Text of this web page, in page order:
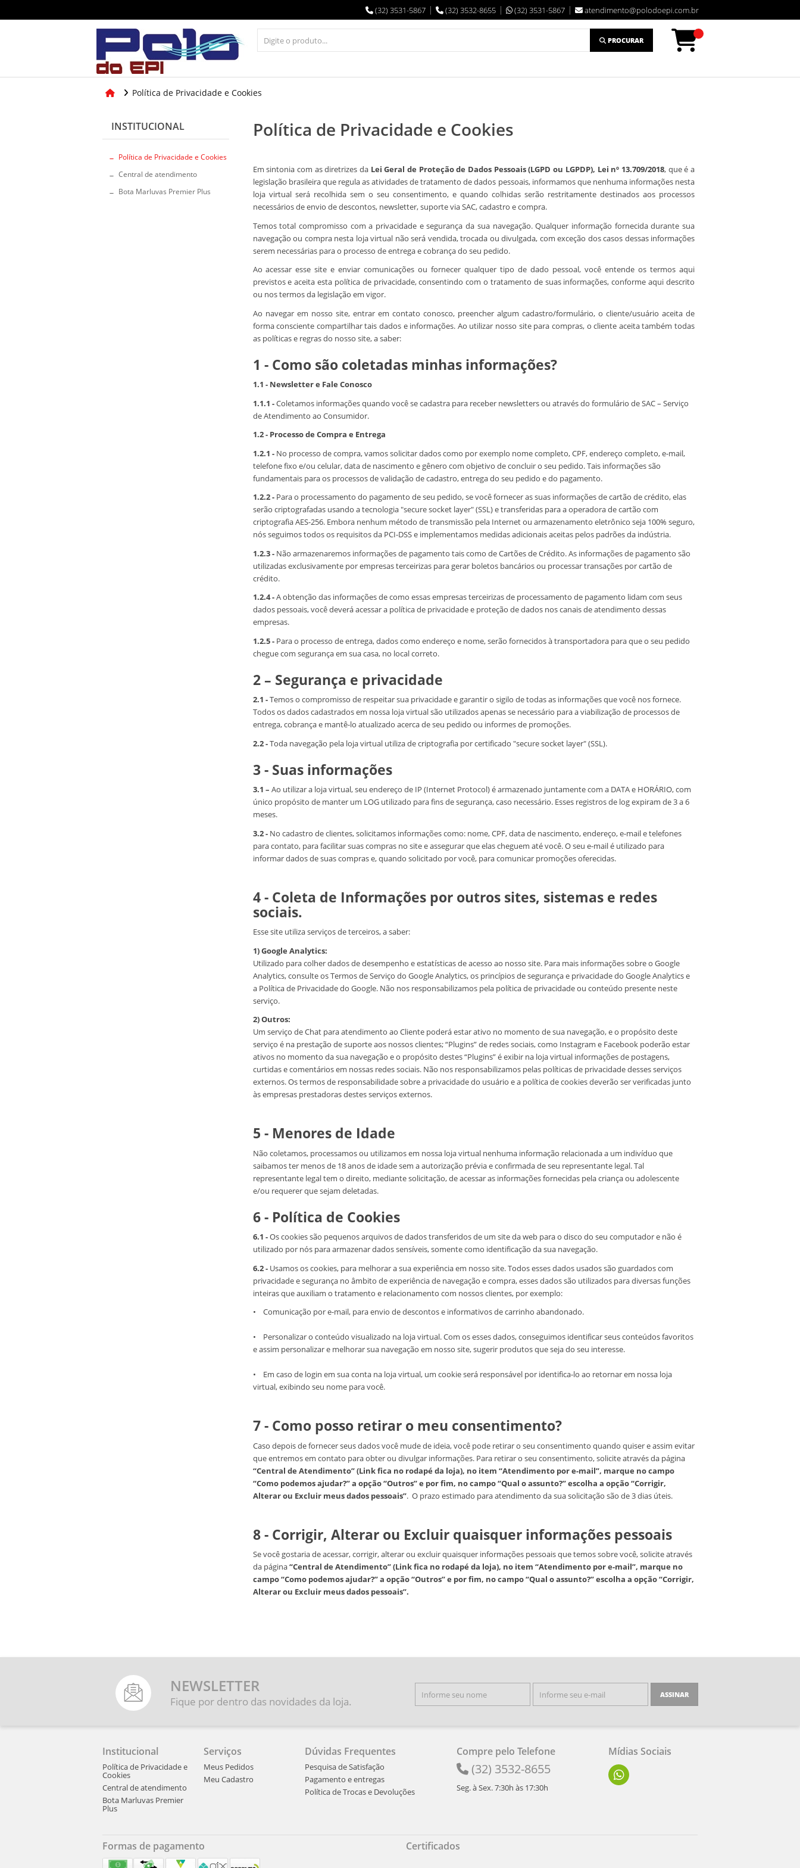
(32) 3531-5867 (32) 3532-8655 (32) 3531-5867 atendimento@polodoepi.com.br
PROCURAR
Política de Privacidade e Cookies
INSTITUCIONAL
Política de Privacidade e Cookies
Central de atendimento
Bota Marluvas Premier Plus
Política de Privacidade e Cookies
Em sintonia com as diretrizes da Lei Geral de Proteção de Dados Pessoais (LGPD ou LGPDP), Lei nº 13.709/2018, que é a
legislação brasileira que regula as atividades de tratamento de dados pessoais, informamos que nenhuma informações nesta
loja virtual será recolhida sem o seu consentimento, e quando colhidas serão restritamente destinados aos processos
necessários de envio de descontos, newsletter, suporte via SAC, cadastro e compra.
Temos total compromisso com a privacidade e segurança da sua navegação. Qualquer informação fornecida durante sua
navegação ou compra nesta loja virtual não será vendida, trocada ou divulgada, com exceção dos casos dessas informações
serem necessárias para o processo de entrega e cobrança do seu pedido.
Ao acessar esse site e enviar comunicações ou fornecer qualquer tipo de dado pessoal, você entende os termos aqui
previstos e aceita esta política de privacidade, consentindo com o tratamento de suas informações, conforme aqui descrito
ou nos termos da legislação em vigor.
Ao navegar em nosso site, entrar em contato conosco, preencher algum cadastro/formulário, o cliente/usuário aceita de
forma consciente compartilhar tais dados e informações. Ao utilizar nosso site para compras, o cliente aceita também todas
as políticas e regras do nosso site, a saber:
1 - Como são coletadas minhas informações?
1.1 - Newsletter e Fale Conosco
1.1.1 -Coletamos informações quando você se cadastra para receber newsletters ou através do formulário de SAC – Serviço
de Atendimento ao Consumidor.
1.2 - Processo de Compra e Entrega
1.2.1 - No processo de compra, vamos solicitar dados como por exemplo nome completo, CPF, endereço completo, e-mail,
telefone fixo e/ou celular, data de nascimento e gênero com objetivo de concluir o seu pedido. Tais informações são
fundamentais para os processos de validação de cadastro, entrega do seu pedido e do pagamento.
1.2.2 - Para o processamento do pagamento de seu pedido, se você fornecer as suas informações de cartão de crédito, elas
serão criptografadas usando a tecnologia "secure socket layer" (SSL) e transferidas para a operadora de cartão com
criptografia AES-256. Embora nenhum método de transmissão pela Internet ou armazenamento eletrônico seja 100% seguro,
nós seguimos todos os requisitos da PCI-DSS e implementamos medidas adicionais aceitas pelos padrões da indústria.
1.2.3 - Não armazenaremos informações de pagamento tais como de Cartões de Crédito. As informações de pagamento são
utilizadas exclusivamente por empresas terceirizas para gerar boletos bancários ou processar transações por cartão de
crédito.
1.2.4 -A obtenção das informações de como essas empresas terceirizas de processamento de pagamento lidam com seus
dados pessoais, você deverá acessar a política de privacidade e proteção de dados nos canais de atendimento dessas
empresas.
1.2.5 - Para o processo de entrega, dados como endereço e nome, serão fornecidos à transportadora para que o seu pedido
chegue com segurança em sua casa, no local correto.
2 – Segurança e privacidade
2.1 -Temos o compromisso de respeitar sua privacidade e garantir o sigilo de todas as informações que você nos fornece.
Todos os dados cadastrados em nossa loja virtual são utilizados apenas se necessário para a viabilização de processos de
entrega, cobrança e mantê-lo atualizado acerca de seu pedido ou informes de promoções.
2.2 -Toda navegação pela loja virtual utiliza de criptografia por certificado "secure socket layer" (SSL).
3 - Suas informações
3.1 – Ao utilizar a loja virtual, seu endereço de IP (Internet Protocol) é armazenado juntamente com a DATA e HORÁRIO, com
único propósito de manter um LOG utilizado para fins de segurança, caso necessário. Esses registros de log expiram de 3 a 6
meses.
3.2 - No cadastro de clientes, solicitamos informações como: nome, CPF, data de nascimento, endereço, e-mail e telefones
para contato, para facilitar suas compras no site e assegurar que elas cheguem até você. O seu e-mail é utilizado para
informar dados de suas compras e, quando solicitado por você, para comunicar promoções oferecidas.
4 - Coleta de Informações por outros sites, sistemas e redes
sociais.
Esse site utiliza serviços de terceiros, a saber:
1) Google Analytics:
Utilizado para colher dados de desempenho e estatísticas de acesso ao nosso site. Para mais informações sobre o Google
Analytics, consulte os Termos de Serviço do Google Analytics, os princípios de segurança e privacidade do Google Analytics e
a Política de Privacidade do Google. Não nos responsabilizamos pela política de privacidade ou conteúdo presente neste
serviço.
2) Outros:
Um serviço de Chat para atendimento ao Cliente poderá estar ativo no momento de sua navegação, e o propósito deste
serviço é na prestação de suporte aos nossos clientes; “Plugins” de redes sociais, como Instagram e Facebook poderão estar
ativos no momento da sua navegação e o propósito destes “Plugins” é exibir na loja virtual informações de postagens,
curtidas e comentários em nossas redes sociais. Não nos responsabilizamos pelas políticas de privacidade desses serviços
externos. Os termos de responsabilidade sobre a privacidade do usuário e a política de cookies deverão ser verificadas junto
às empresas prestadoras destes serviços externos.
5 - Menores de Idade
Não coletamos, processamos ou utilizamos em nossa loja virtual nenhuma informação relacionada a um indivíduo que
saibamos ter menos de 18 anos de idade sem a autorização prévia e confirmada de seu representante legal. Tal
representante legal tem o direito, mediante solicitação, de acessar as informações fornecidas pela criança ou adolescente
e/ou requerer que sejam deletadas.
6 - Política de Cookies
6.1 -Os cookies são pequenos arquivos de dados transferidos de um site da web para o disco do seu computador e não é
utilizado por nós para armazenar dados sensíveis, somente como identificação da sua navegação.
6.2 - Usamos os cookies, para melhorar a sua experiência em nosso site. Todos esses dados usados são guardados com
privacidade e segurança no âmbito de experiência de navegação e compra, esses dados são utilizados para diversas funções
inteiras que auxiliam o tratamento e relacionamento com nossos clientes, por exemplo:
• Comunicação por e-mail, para envio de descontos e informativos de carrinho abandonado.
• Personalizar o conteúdo visualizado na loja virtual. Com os esses dados, conseguimos identificar seus conteúdos favoritos
e assim personalizar e melhorar sua navegação em nosso site, sugerir produtos que seja do seu interesse.
• Em caso de login em sua conta na loja virtual, um cookie será responsável por identifica-lo ao retornar em nossa loja
virtual, exibindo seu nome para você.
7 - Como posso retirar o meu consentimento?
Caso depois de fornecer seus dados você mude de ideia, você pode retirar o seu consentimento quando quiser e assim evitar
que entremos em contato para obter ou divulgar informações. Para retirar o seu consentimento, solicite através da página
“Central de Atendimento” (Link fica no rodapé da loja), no item “Atendimento por e-mail”, marque no campo
“Como podemos ajudar?” a opção “Outros” e por fim, no campo “Qual o assunto?” escolha a opção “Corrigir,
Alterar ou Excluir meus dados pessoais”. O prazo estimado para atendimento da sua solicitação são de 3 dias úteis.
8 - Corrigir, Alterar ou Excluir quaisquer informações pessoais
Se você gostaria de acessar, corrigir, alterar ou excluir quaisquer informações pessoais que temos sobre você, solicite através
da página“Central de Atendimento” (Link fica no rodapé da loja), no item “Atendimento por e-mail”, marque no
campo “Como podemos ajudar?” a opção “Outros” e por fim, no campo “Qual o assunto?” escolha a opção “Corrigir,
Alterar ou Excluir meus dados pessoais”.
NEWSLETTER
Fique por dentro das novidades da loja.
ASSINAR
Institucional
Política de Privacidade e
Cookies
Central de atendimento
Bota Marluvas Premier
Plus
Serviços
Meus Pedidos
Meu Cadastro
Dúvidas Frequentes
Pesquisa de Satisfação
Pagamento e entregas
Política de Trocas e Devoluções
Compre pelo Telefone
(32) 3532-8655
Seg. à Sex. 7:30h às 17:30h
Mídias Sociais
Formas de pagamento Certificados